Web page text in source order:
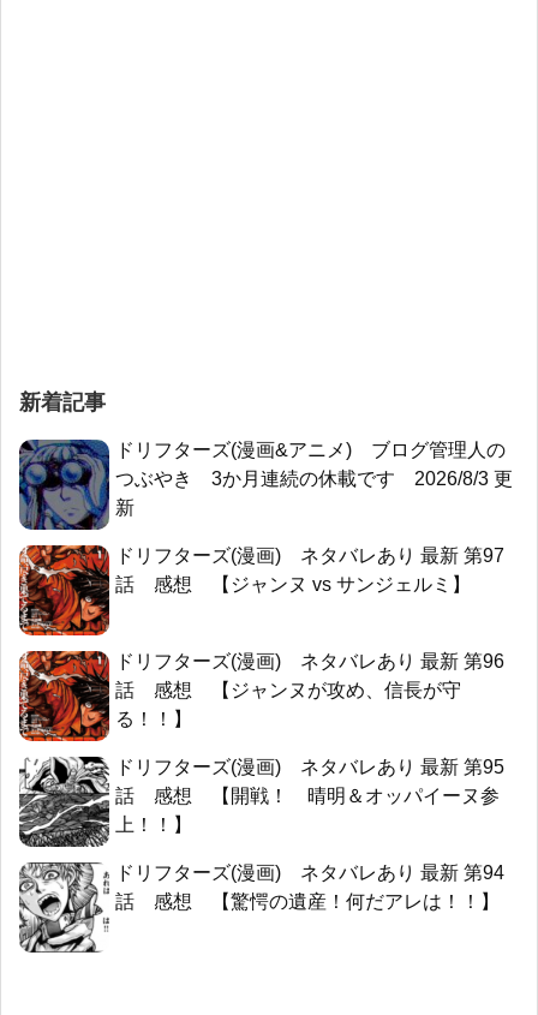
新着記事
ドリフターズ(漫画&アニメ) ブログ管理人の
つぶやき 3か月連続の休載です 2026/8/3 更
新
ドリフターズ(漫画) ネタバレあり 最新 第97
話 感想 【ジャンヌ vs サンジェルミ】
ドリフターズ(漫画) ネタバレあり 最新 第96
話 感想 【ジャンヌが攻め、信長が守
る！！】
ドリフターズ(漫画) ネタバレあり 最新 第95
話 感想 【開戦！ 晴明＆オッパイーヌ参
上！！】
ドリフターズ(漫画) ネタバレあり 最新 第94
話 感想 【驚愕の遺産！何だアレは！！】